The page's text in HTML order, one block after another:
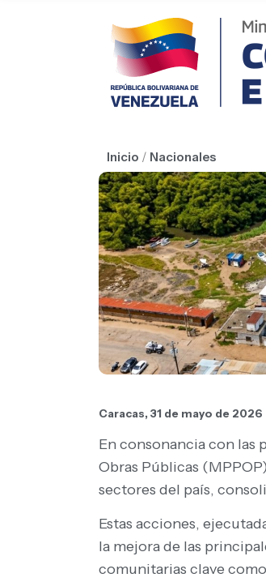
Inicio / Nacionales
Caracas, 31 de mayo de 2026
En consonancia con
Obras Públicas
sectores del país,
Estas acciones,
la mejora de las
comunitarias clave